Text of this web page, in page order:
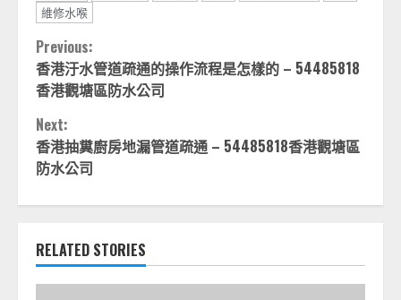
維修水喉
Continue
Reading
Previous:
香港汙水管道疏通的操作流程是怎樣的 – 54485818
香港觀塘區防水公司
Next:
香港抽糞廚房地漏管道疏通 – 54485818香港觀塘區
防水公司
RELATED STORIES